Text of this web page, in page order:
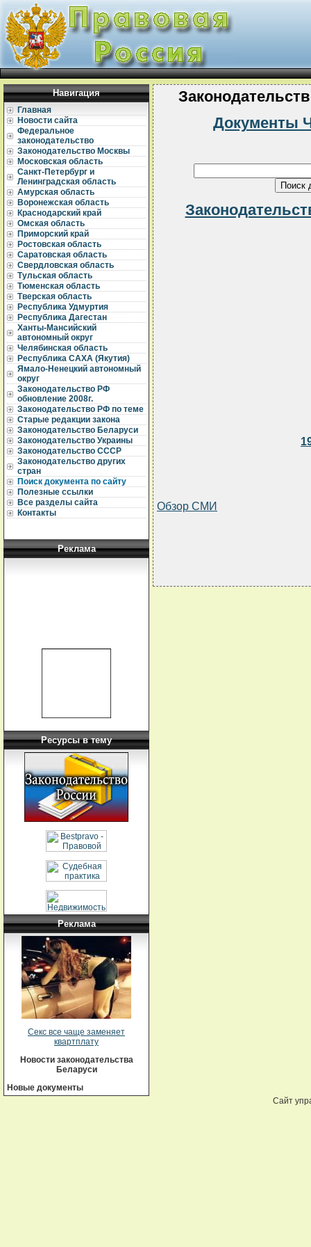
Навигация
Главная
Новости сайта
Федеральное
законодательство
Законодательство Москвы
Московская область
Санкт-Петербург и
Ленинградская область
Амурская область
Воронежская область
Краснодарский край
Омская область
Приморский край
Ростовская область
Саратовская область
Свердловская область
Тульская область
Тюменская область
Тверская область
Республика Удмуртия
Республика Дагестан
Ханты-Мансийский
автономный округ
Челябинская область
Республика САХА (Якутия)
Ямало-Ненецкий автономный
округ
Законодательство РФ
обновление 2008г.
Законодательство РФ по теме
Старые редакции закона
Законодательство Беларуси
Законодательство Украины
Законодательство СССР
Законодательство других
стран
Поиск документа по сайту
Полезные ссылки
Все разделы сайта
Контакты
Реклама
Ресурсы в тему
Реклама
Секс все чаще заменяет
квартплату
Новости законодательства
Беларуси
Новые документы
Документы
Обзор СМИ
Сайт